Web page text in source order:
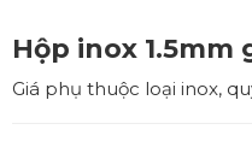
Hộp inox 1.5mm
Giá phụ thuộc loại inox,